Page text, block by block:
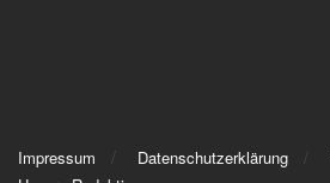
Impressum Datenschutzerklärung